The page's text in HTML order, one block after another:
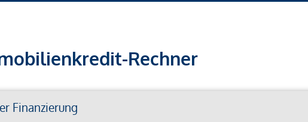
Rechner